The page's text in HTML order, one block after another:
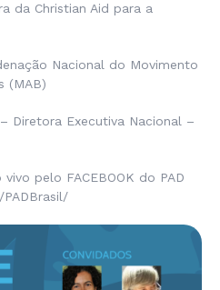
da Christian Aid para a
Nacional do Movimento
(MAB)
Diretora Executiva Nacional –
pelo FACEBOOK do PAD